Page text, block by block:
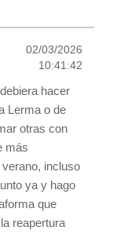
02/03/2026
10:41:42
hacer
Lerma o de
otras con
más
incluso
ya y hago
que
reapertura